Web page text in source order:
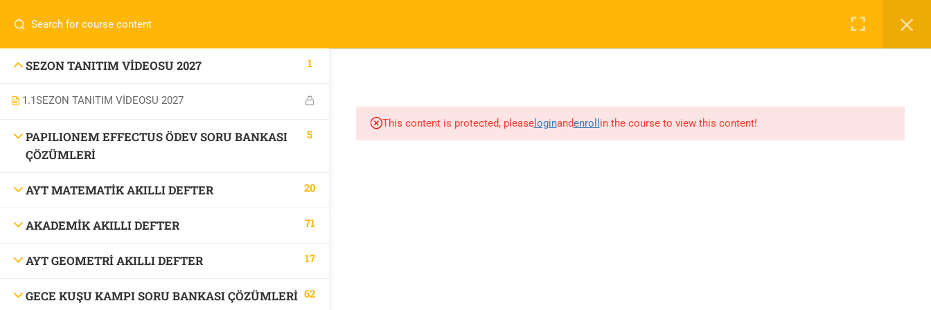
İletişim: 0 536 360 68 27 Login
SEZON TANITIM VİDEOSU 2027 1
1.1SEZON TANITIM VİDEOSU 2027
PAPILIONEM EFFECTUS ÖDEV SORU BANKASI
ÇÖZÜMLERİ
5
AYT MATEMATİK AKILLI DEFTER 20
AKADEMİK AKILLI DEFTER 71
AYT GEOMETRİ AKILLI DEFTER 17
GECE KUŞU KAMPI SORU BANKASI ÇÖZÜMLERİ 62
This content is protected, pleaseloginandenroll in the course to view this content!
Company
ÖABT Matematik 2027 Kayıt
İletişim
Links
Derslerimiz
OABT Matematik